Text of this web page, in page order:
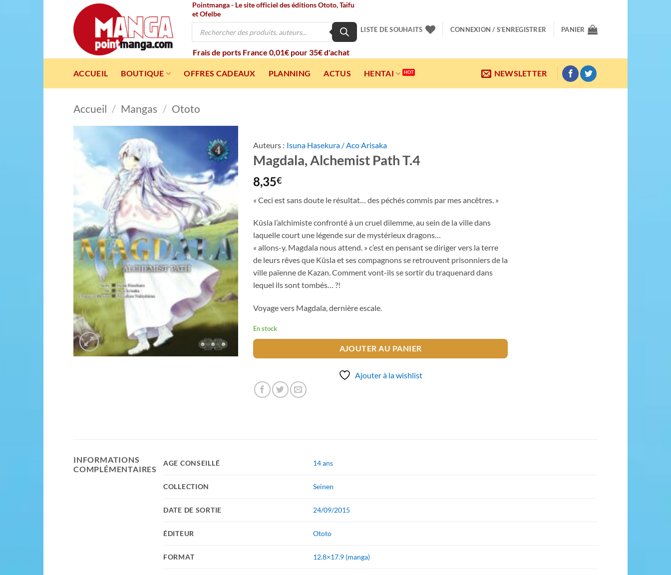
Pointmanga - Le site officiel des éditions Ototo, Taïfu
et Ofelbe
Recherche
Frais de ports France 0,01€ pour 35€ d'achat
LISTE DE SOUHAITS CONNEXION / S’ENREGISTRER PANIER
ACCUEIL BOUTIQUE OFFRES CADEAUX PLANNING ACTUS HENTAI NEWSLETTER
Accueil / Mangas / Ototo
Ajouter
à la
wishlist
Auteurs : Isuna Hasekura / Aco Arisaka
Magdala, Alchemist Path T.4
8,35€
« Ceci est sans doute le résultat… des péchés commis par mes ancêtres. »
Kûsla l’alchimiste confronté à un cruel dilemme, au sein de la ville dans
laquelle court une légende sur de mystérieux dragons…
« allons-y. Magdala nous attend. » c’est en pensant se diriger vers la terre
de leurs rêves que Kûsla et ses compagnons se retrouvent prisonniers de la
ville païenne de Kazan. Comment vont-ils se sortir du traquenard dans
lequel ils sont tombés… ?!
Voyage vers Magdala, dernière escale.
En stock
AJOUTER AU PANIER
Ajouter à la wishlist
INFORMATIONS
COMPLÉMENTAIRES
AGE CONSEILLÉ 14 ans
COLLECTION Seinen
DATE DE SORTIE 24/09/2015
ÉDITEUR Ototo
FORMAT 12.8×17.9 (manga)